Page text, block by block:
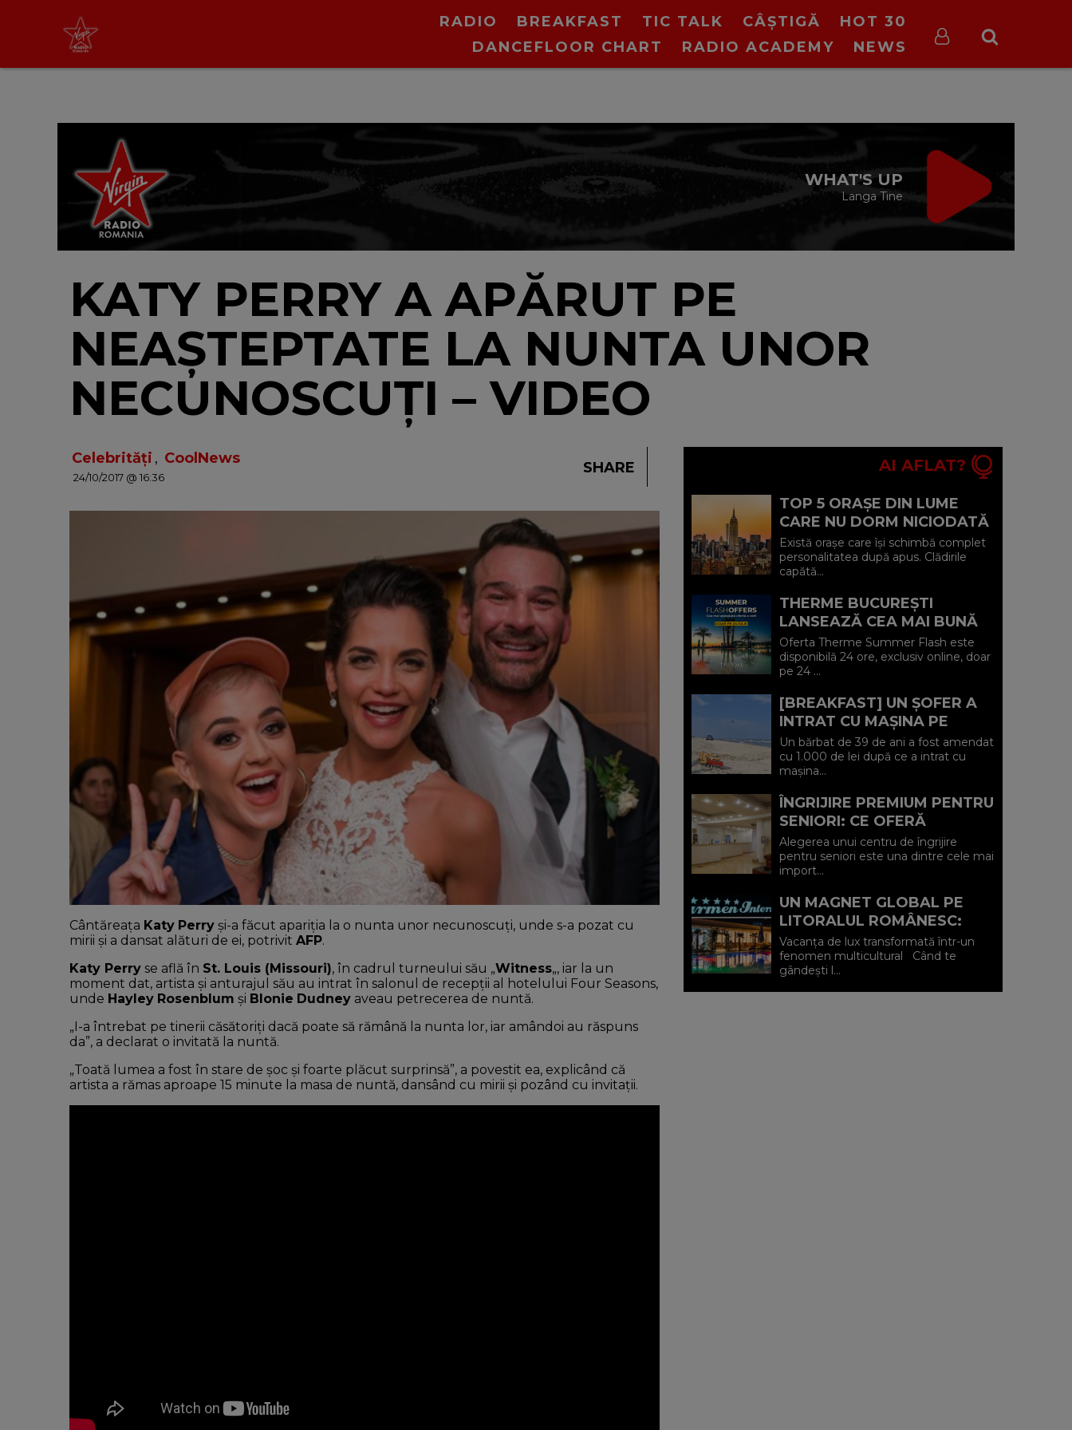
RADIO BREAKFAST TIC TALK CÂȘTIGĂ
HOT 30
DANCEFLOOR CHART
RADIO ACADEMY NEWS
MUSIC
cu Alina Chinie
KATY PERRY A APĂRUT PE
NEAȘTEPTATE LA NUNTA UNOR
NECUNOSCUȚI – VIDEO
Celebrități , CoolNews
24/10/2017 @ 16:36
SHARE
Cântăreața Katy Perry şi-a făcut apariţia la o nunta unor necunoscuți, unde s-a pozat cu
mirii și a dansat alături de ei, potrivit AFP.
Katy Perry se află în St. Louis (Missouri), în cadrul turneului său „Witness„, iar la un
moment dat, artista și anturajul său au intrat în salonul de recepții al hotelului Four Seasons,
unde Hayley Rosenblum și Blonie Dudney aveau petrecerea de nuntă.
„I-a întrebat pe tinerii căsătoriți dacă poate să rămână la nunta lor, iar amândoi au răspuns
da”, a declarat o invitată la nuntă.
„Toată lumea a fost în stare de șoc și foarte plăcut surprinsă”, a povestit ea, explicând că
artista a rămas aproape 15 minute la masa de nuntă, dansând cu mirii și pozând cu invitații.
AI AFLAT?
TOP 5 ORAȘE DIN LUME
CARE NU DORM NICIODATĂ
ȘI POVEȘTILE DIN SPATELE
CELOR MAI CELEBRE
BULEVARDE DE ...
Există orașe care își schimbă complet
personalitatea după apus. Clădirile
capătă...
THERME BUCUREȘTI
LANSEAZĂ CEA MAI BUNĂ
OFERTĂ A VERII: MINUS 20%
LA VOUCHERE, DOAR PE 24
IULIE (P)...
Oferta Therme Summer Flash este
disponibilă 24 ore, exclusiv online, doar
pe 24 ...
[BREAKFAST] UN ȘOFER A
INTRAT CU MAȘINA PE
PLAJA DIN VADU ȘI A FOST
AMENDAT.
Un bărbat de 39 de ani a fost amendat
cu 1.000 de lei după ce a intrat cu
mașina...
ÎNGRIJIRE PREMIUM PENTRU
SENIORI: CE OFERĂ
CENTRUL AFFINITY LIFE
CARE (P)
Alegerea unui centru de îngrijire
pentru seniori este una dintre cele mai
import...
UN MAGNET GLOBAL PE
LITORALUL ROMÂNESC:
HOTEL CARMEN
INTERNATIONAL 5★ DIN
VENUS (P)
Vacanța de lux transformată într-un
fenomen multicultural Când te
gândești l...